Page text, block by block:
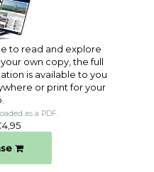
to read and explore
own copy, the full
is available to you
or print for your
as a PDF.